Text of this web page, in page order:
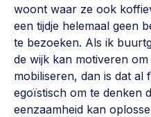
woont waar ze ook
een tijdje helemaal geen
te bezoeken. Als ik
de wijk kan motiveren
mobiliseren, dan is dat al
egoïstisch om te denken
eenzaamheid kan